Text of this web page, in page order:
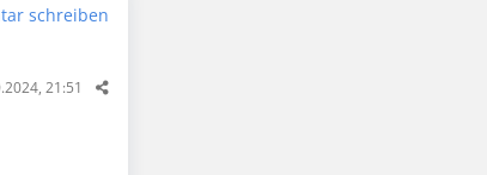
schreiben
21:51